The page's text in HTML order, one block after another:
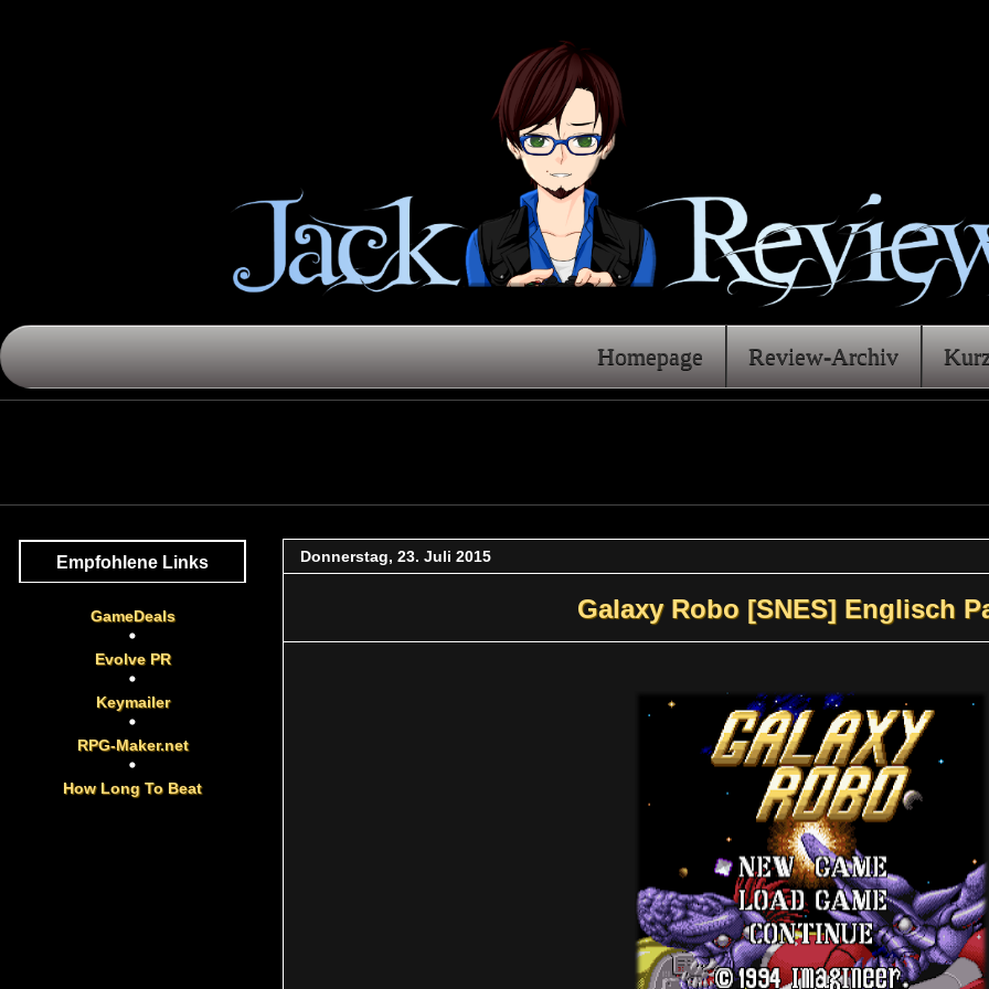
Homepage Review-Archiv
Donnerstag, 23. Juli 2015
Galaxy Robo [SNES] Englisch
Empfohlene Links
GameDeals
Evolve PR
Keymailer
RPG-Maker.net
How Long To Beat